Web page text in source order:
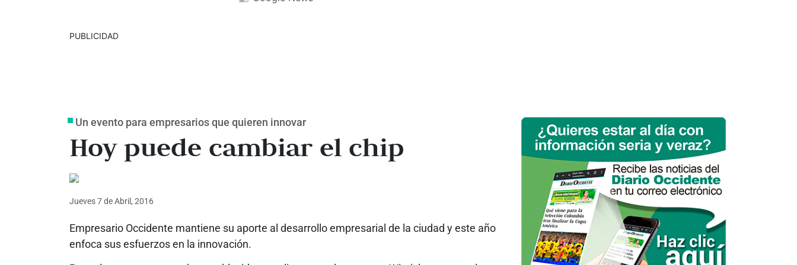
PUBLICIDAD
Un evento para empresarios que quieren innovar
Hoy puede cambiar el chip
Jueves 7deAbril, 2016
Empresario Occidente mantiene su aporte al desarrollo empresarial de la ciudad y este año
enfoca sus esfuerzos en la innovación.